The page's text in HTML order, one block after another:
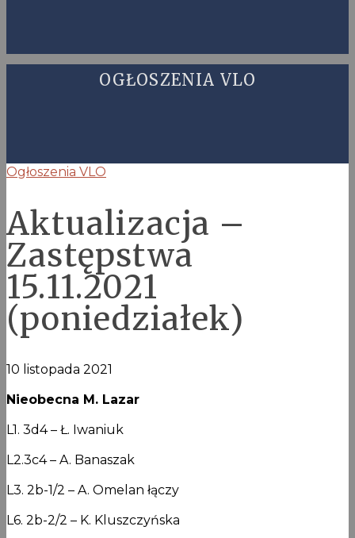
OGŁOSZENIA VLO
Ogłoszenia VLO
Aktualizacja –
Zastępstwa
15.11.2021
(poniedziałek)
10 listopada 2021
Nieobecna M. Lazar
L1. 3d4 – Ł. Iwaniuk
L2.3c4 – A. Banaszak
L3. 2b-1/2 – A. Omelan łączy
L6. 2b-2/2 – K. Kluszczyńska